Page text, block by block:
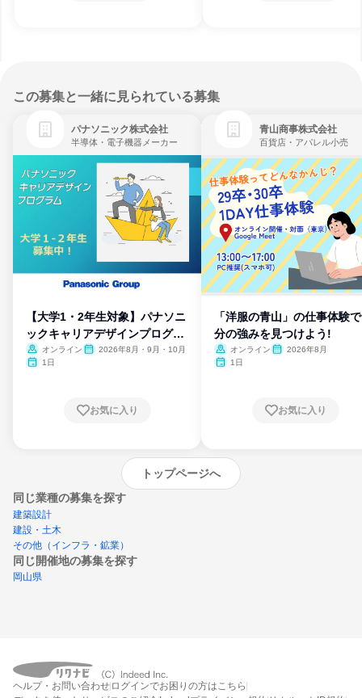
この募集と一緒に見られている募集
パナソニック株式会社
半導体・電子機器メーカー
【大学1・2年生対象】パナソニ
ックキャリアデザインプログラ
ム
オンライン
2026年8月・9月・10月
1日
お気に入り
青山商事株式会社
百貨店・アパレル小売
「洋服の青山」の仕事体験
分の強みを見つけよう!
オンライン
2026年8月
1日
お気に入り
トップページへ
同じ業種の募集を探す
建築設計
建設・土木
その他（インフラ・鉱業）
同じ開催地の募集を探す
岡山県
エントリーするとプログラムの詳細案内を
受け取れるようになります
ヘルプ・お問い合わせ ログインでお困りの方はこちら